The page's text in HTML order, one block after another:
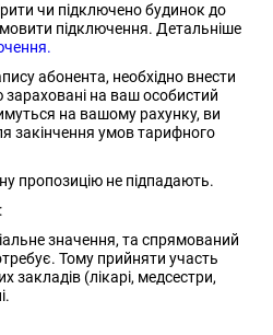
чи підключено будинок до
підключення. Детальніше
абонента, необхідно внести
на ваш особистий
на вашому рахунку, ви
закінчення умов тарифного
пропозицію не підпадають.
значення, та спрямований
Тому прийняти участь
закладів (лікарі, медсестри,